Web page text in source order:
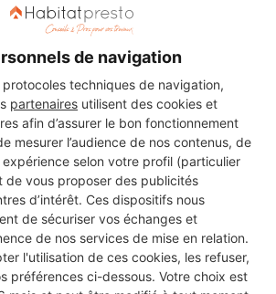
de navigation
techniques de navigation,
partenaires utilisent des cookies et
afin d’assurer le bon fonctionnement
mesurer l’audience de nos contenus, de
selon votre profil (particulier
de vous proposer des publicités
d’intérêt. Ces dispositifs nous
de sécuriser vos échanges et
de nos services de mise en relation.
l'utilisation de ces cookies, les refuser,
préférences ci-dessous. Votre choix est
Voir sa fiche